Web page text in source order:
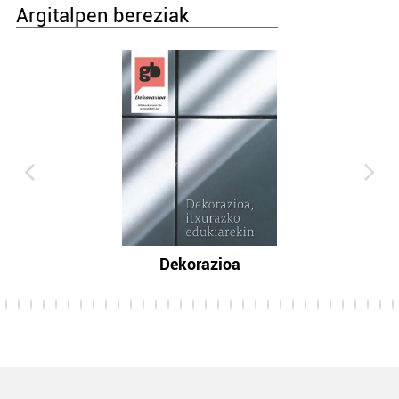
Argitalpen bereziak
Dekorazioa